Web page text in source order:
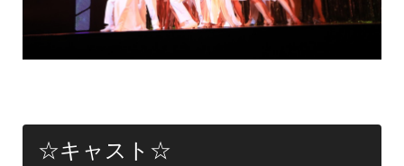
☆キャスト☆